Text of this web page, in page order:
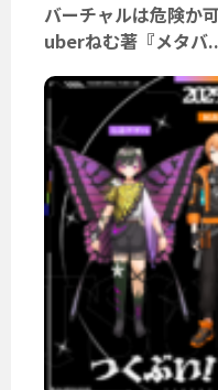
バーチャルは危険か
uberねむ著『メタバ